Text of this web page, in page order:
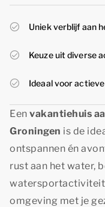
Uniek verblijf aan
Keuze uit diverse
Ideaal voor
Een vakantiehuis
Groningen is de
ontspannen én
rust aan het water,
omgeving met je